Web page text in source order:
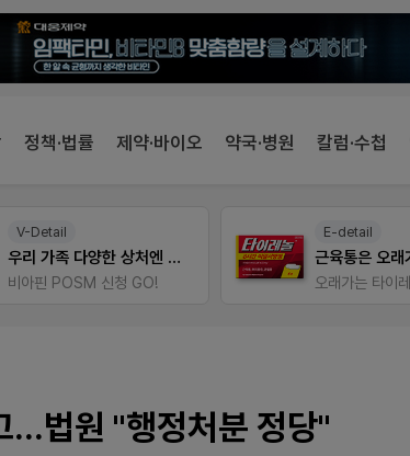
정책·법률 제약·바이오 약국·병원 칼럼·수첩
E-detail
근육통은 오래가니깐!
오래가는 타이레놀 ER
팜노트
약국 마케팅
좋아요+의견남
...법원 "행정처분 정당"